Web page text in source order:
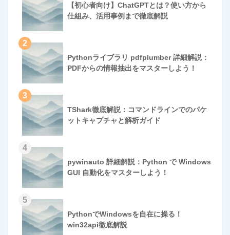
【初心者向け】ChatGPTとは？使い方から
仕組み、活用事例まで徹底解説
2
Pythonライブラリ pdfplumber 詳細解説：
PDFからの情報抽出をマスターしよう！
3
TShark徹底解説：コマンドラインでのパケ
ットキャプチャと解析ガイド
4
pywinauto 詳細解説：Python で Windows
GUI 自動化をマスターしよう！
5
PythonでWindowsを自在に操る！
win32api徹底解説